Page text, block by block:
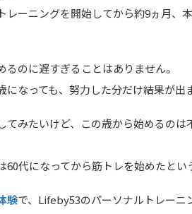
レーニングを開始してから約9ヵ月、
るのに遅すぎることはありません。
になっても、努力した分だけ結果が出
てみたいけど、この歳から始めるの
60代になってから筋トレを始めたとい
験で、Lifeby53のパーソナルトレーニ